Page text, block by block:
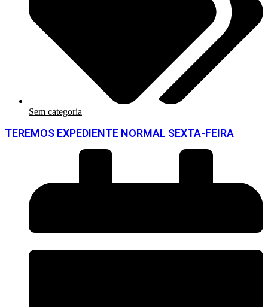
Sem categoria
TEREMOS EXPEDIENTE NORMAL SEXTA-FEIRA